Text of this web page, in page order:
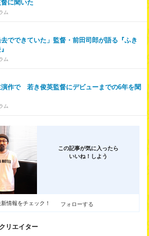
に聞いた
ム
去でできていた」監督・前田司郎が語る『ふき
ム
作で 若き俊英監督にデビューまでの6年を聞
ム
この記事が気に入ったら
いいね！しよう
情報をチェック！ フォローする
リエイター